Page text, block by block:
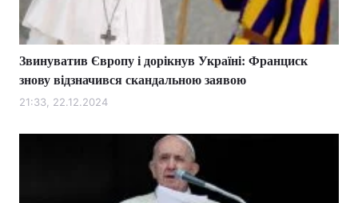
Звинуватив Європу і дорікнув Україні: Франциск
знову відзначився скандальною заявою
21:33, 22.12.2024